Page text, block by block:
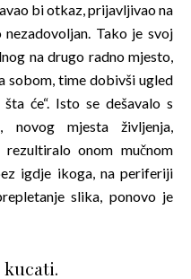
bi otkaz, prijavljivao na
Tako je svoj
na drugo radno mjesto,
sobom, time dobivši ugled
će“. Isto se dešavalo s
novog mjesta življenja,
onom mučnom
igdje ikoga, na periferiji
slika, ponovo je
kucati.